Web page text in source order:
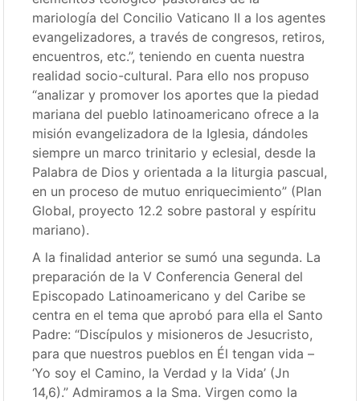
mariología del Concilio Vaticano II a los agentes
evangelizadores, a través de congresos, retiros,
encuentros, etc.”, teniendo en cuenta nuestra
realidad socio-cultural. Para ello nos propuso
“analizar y promover los aportes que la piedad
mariana del pueblo latinoamericano ofrece a la
misión evangelizadora de la Iglesia, dándoles
siempre un marco trinitario y eclesial, desde la
Palabra de Dios y orientada a la liturgia pascual,
en un proceso de mutuo enriquecimiento” (Plan
Global, proyecto 12.2 sobre pastoral y espíritu
mariano).
A la finalidad anterior se sumó una segunda. La
preparación de la V Conferencia General del
Episcopado Latinoamericano y del Caribe se
centra en el tema que aprobó para ella el Santo
Padre: “Discípulos y misioneros de Jesucristo,
para que nuestros pueblos en Él tengan vida –
‘Yo soy el Camino, la Verdad y la Vida’ (Jn
14,6).” Admiramos a la Sma. Virgen como la